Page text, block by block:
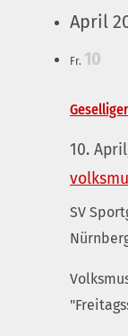
April
Fr. 10
10.
SV